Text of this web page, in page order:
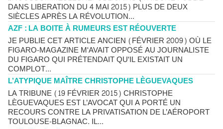
DANS LIBERATION DU 4 MAI 2015) PLUS DE DEUX
SIÈCLES APRÈS LA RÉVOLUTION...
AZF : LA BOITE À RUMEURS EST RÉOUVERTE
JE PUBLIE CET ARTICLE ANCIEN (FÉVRIER 2009) OÙ LE
FIGARO-MAGAZINE M'AVAIT OPPOSÉ AU JOURNALISTE
DU FIGARO QUI PRÉTENDAIT QU'IL EXISTAIT UN
COMPLOT...
L’ATYPIQUE MAÎTRE CHRISTOPHE LÈGUEVAQUES
LA TRIBUNE (19 FÉVRIER 2015) CHRISTOPHE
LÈGUEVAQUES EST L’AVOCAT QUI A PORTÉ UN
RECOURS CONTRE LA PRIVATISATION DE L’AÉROPORT
TOULOUSE-BLAGNAC. IL...